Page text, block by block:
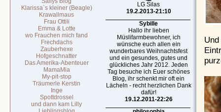
Klarissa`s kleiner (Beagle)
Krawallmaus
Frau Ottili
Emma & Lotte
wo Frauchen mich fand
Frechdachs
Zauberhexe
Hofgeschnatter
Das Amerika-Abenteuer
MamaMia
My-pit-stop
Träumerle Kerstin
Inge
Spottdrossel
und dann kam Lilly
LG Silas
19.2.2013-21:10
Sybille
Hallo ihr lieben
Müslifarmbewohner, ich
wünsche euch allen ein
wunderbares Weihnachtsfest
und ein gesundes, gutes und
glückliches Jahr 2012. Jeden
Tag besuche ich Euer schönes
Blog, ihr schenkt mir oft ein
Lächeln - recht herzlichen Dank
dafür!
19.12.2011-22:26